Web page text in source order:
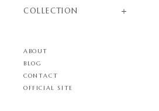
COLLECTION
ABOUT
BLOG
CONTACT
OFFICIAL SITE